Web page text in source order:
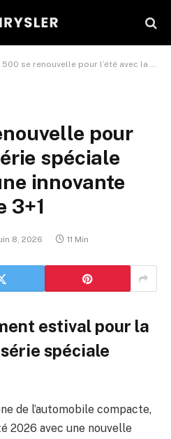
renouvelle pour l’été avec la série spéciale Dolcevita et une innovante micro-hybride 3+1
pour
spéciale
innovante
3+1
8, 2026 11 Min
estival pour la
spéciale
de l’automobile compacte,
2026 avec une nouvelle